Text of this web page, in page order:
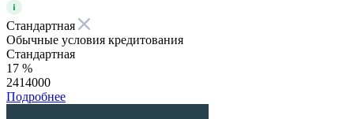
Стандартная
Обычные условия кредитования
Стандартная
17 %
2414000
Подробнее